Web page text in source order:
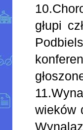
głupi
wieków